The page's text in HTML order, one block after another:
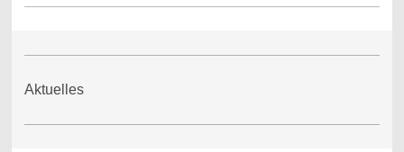
Aktuelles